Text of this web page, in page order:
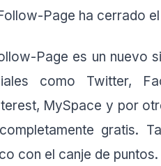
Page ha cerrado
Page es un nuevo
como Twitter,
MySpace y por
gratis.
con el canje de puntos.